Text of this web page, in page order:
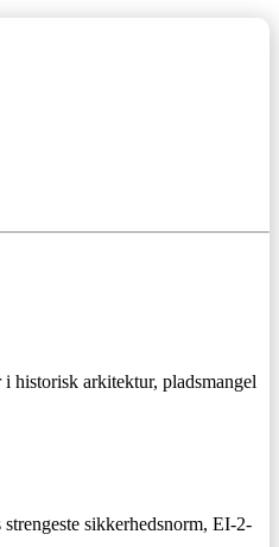
historisk arkitektur, pladsmangel
sikkerhedsnorm, EI-2-